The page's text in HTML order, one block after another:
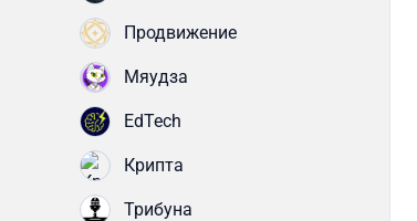
Продвижение
Мяудза
EdTech
Крипта
Трибуна